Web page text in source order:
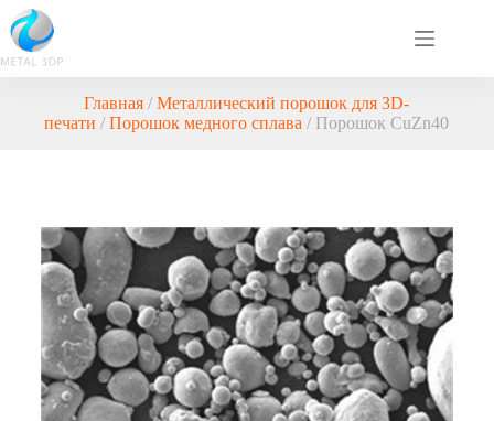
Главная /Металлический порошок для 3D-
печати /Порошок медного сплава / Порошок CuZn40